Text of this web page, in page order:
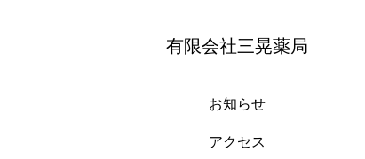
有限会社三晃薬局
お知らせ
アクセス